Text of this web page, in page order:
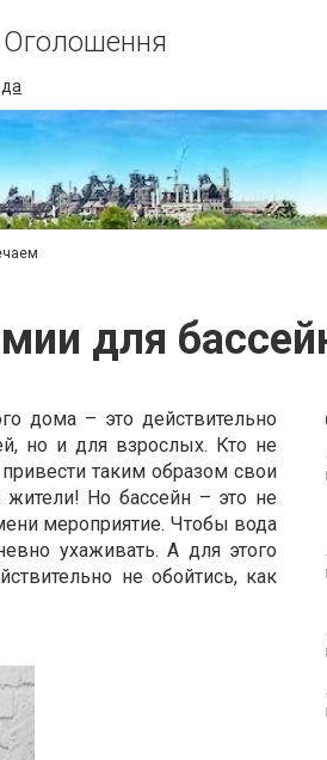
Оголошення
для
дома – это действительно
но и для взрослых. Кто не
таким образом свои
Но бассейн – это не
мероприятие. Чтобы вода
ухаживать. А для этого
не обойтись, как